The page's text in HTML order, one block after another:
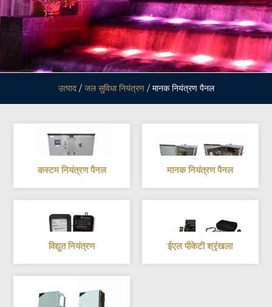
उत्पाद/ जल सुविधा नियंत्रण/ मानक नियंत्रण पैनल
कस्टम नियंत्रण पैनल मानक नियंत्रण पैनल
विद्युत नियंत्रण ईएल पीकेटी श्रृंखला